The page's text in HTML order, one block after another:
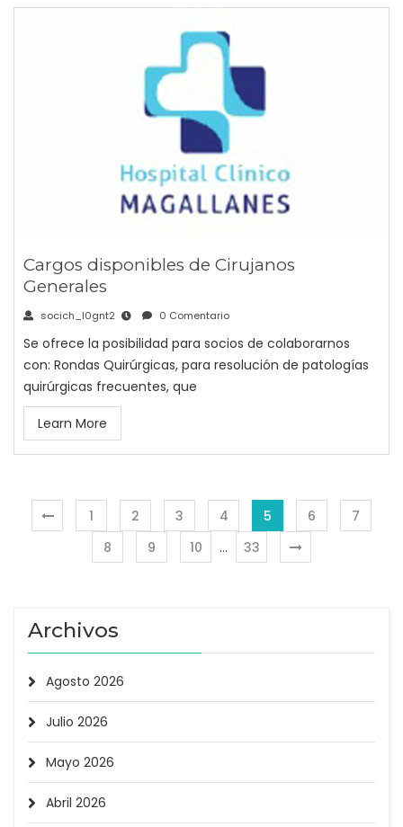
Cargos disponibles de Cirujanos
Generales
socich_l0gnt2 0 Comentario
Se ofrece la posibilidad para socios de colaborarnos
con: Rondas Quirúrgicas, para resolución de patologías
quirúrgicas frecuentes, que
Learn More
1 2 3 4 5 6
7
8
9 10 … 33
Archivos
Agosto 2026
Julio 2026
Mayo 2026
Abril 2026